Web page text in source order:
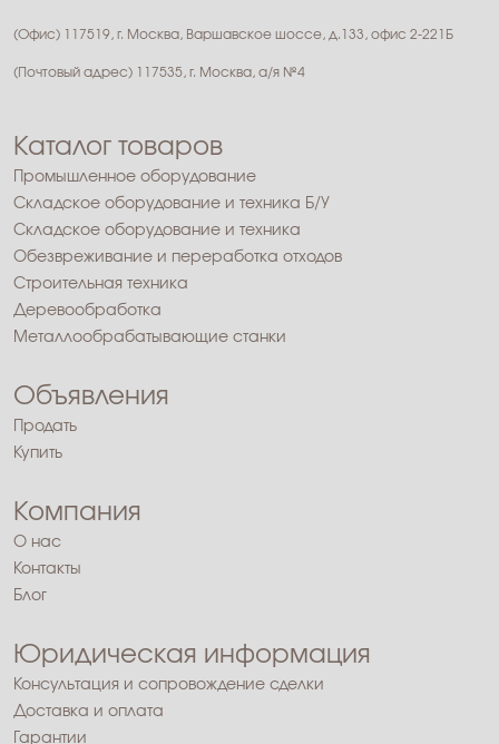
(Офис) 117519, г. Москва, Варшавское шоссе, д.133, офис 2-221Б
(Почтовый адрес) 117535, г. Москва, а/я №4
Каталог товаров
Промышленное оборудование
Складское оборудование и техника Б/У
Складское оборудование и техника
Обезвреживание и переработка отходов
Строительная техника
Деревообработка
Металлообрабатывающие станки
Объявления
Продать
Купить
Компания
О нас
Контакты
Блог
Юридическая информация
Консультация и сопровождение сделки
Доставка и оплата
Гарантии